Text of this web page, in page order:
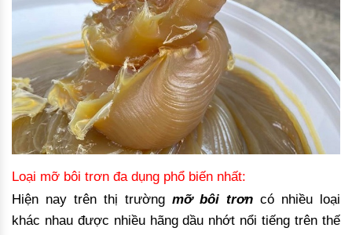
Loại mỡ bôi trơn đa dụng phổ biến nhất:
Hiện nay trên thị trường mỡ bôi trơn có nhiều loại
khác nhau được nhiều hãng dầu nhớt nổi tiếng trên thế